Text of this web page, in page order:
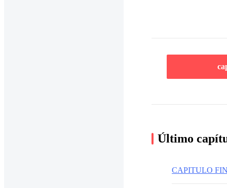
Último
CAPITULO